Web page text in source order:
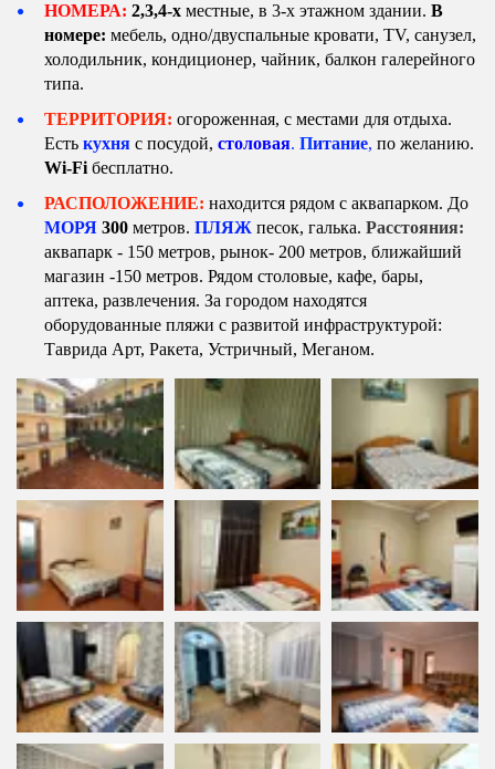
НОМЕРА: 2,3,4-х местные, в 3-х этажном здании. В
номере: мебель, одно/двуспальные кровати, ТV, санузел,
холодильник, кондиционер, чайник, балкон галерейного
типа.
ТЕРРИТОРИЯ: огороженная, с местами для отдыха.
Есть кухня с посудой, столовая. Питание,
Wi-Fi бесплатно.
РАСПОЛОЖЕНИЕ:
МОРЯ 300 метров. ПЛЯЖ песок, галька. Расстояния:
аквапарк - 150 метров, рынок- 200 метров, ближайший
магазин -150 метров. Рядом столовые, кафе, бары,
аптека, развлечения. За городом находятся
оборудованные пляжи с развитой инфраструктурой:
Таврида Арт, Ракета, Устричный, Меганом.